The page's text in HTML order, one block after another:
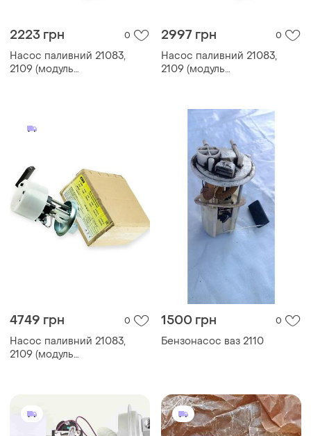
2223 грн 0
Насос паливний 21083,
2109 (модуль
2997 грн 0
Насос паливний 21083,
2109 (модуль
4749 грн 0
Насос паливний 21083,
2109 (модуль
-авто (са)
1500 грн 0
Бензонасос ваз 2110